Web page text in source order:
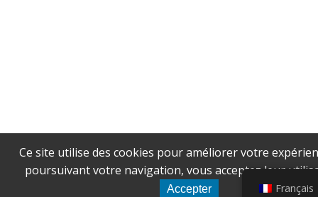
Ce site utilise des cookies pour améliorer votre
poursuivant votre navigation, vous acceptez leur
Accepter Français